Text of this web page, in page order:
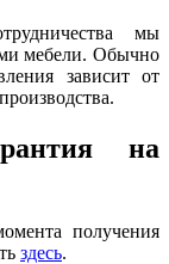
мы
мебели. Обычно
зависит от
на
получения
здесь.